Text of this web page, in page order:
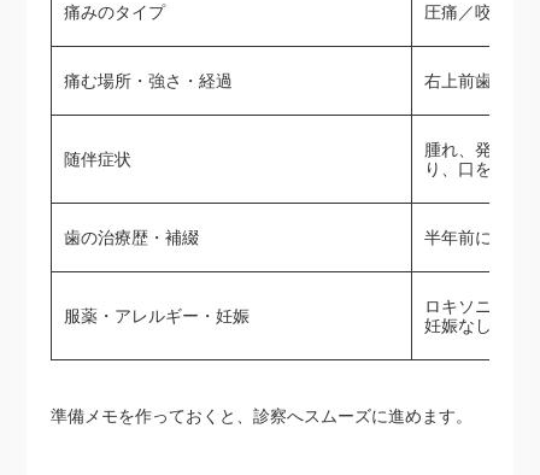
痛みのタイプ 圧痛／咬合痛
痛む場所・強さ・経過 右上前歯の歯
随伴症状
腫れ、発熱
り、口を開け
歯の治療歴・補綴 半年前に詰め
服薬・アレルギー・妊娠
ロキソニン内
妊娠なし
準備メモを作っておくと、診察へスムーズに進めます。